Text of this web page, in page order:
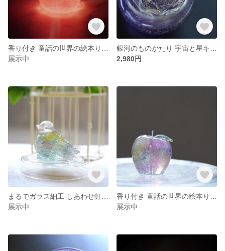
展示中
2,980円
展示中
展示中